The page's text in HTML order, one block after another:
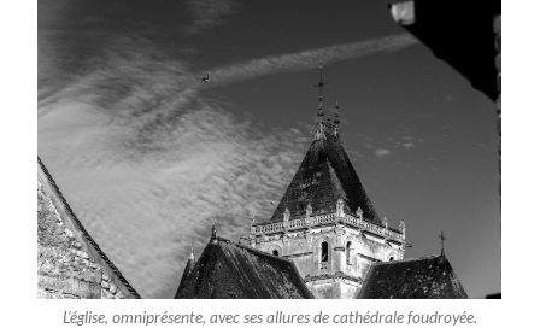
L’église, omniprésente, avec ses allures de cathédrale foudroyée.